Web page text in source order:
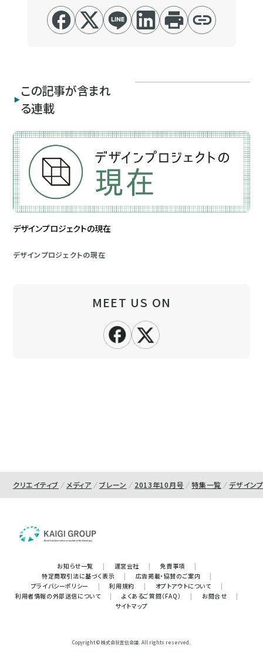
この記事が含まれ
る連載
デザインプロジェクトの現在
デザインプロジェクトの現在
MEET US ON
クリエイティブ メディア ブレーン 2013年10月号 特集一覧 デザイン
お知らせ一覧 | 運営会社 | 免責事項
|
特定商取引法に基づく表示
| 広告掲載・協賛のご案内
|
プライバシーポリシー
| 利用規約 | オプトアウトについて
|
利用者情報の外部送信について
| よくあるご質問（FAQ） | お問合せ
|
サイトマップ
Copyright © 株式会社宣伝会議. All rights reserved.